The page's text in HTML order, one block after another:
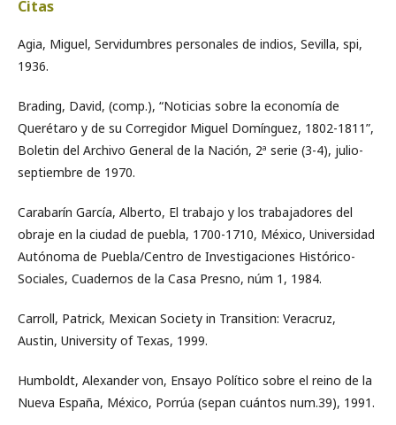
Citas
Agia, Miguel, Servidumbres personales de indios, Sevilla, spi,
1936.
Brading, David, (comp.), “Noticias sobre la economía de
Querétaro y de su Corregidor Miguel Domínguez, 1802-1811”,
Boletin del Archivo General de la Nación, 2ª serie (3-4), julio-
septiembre de 1970.
Carabarín García, Alberto, El trabajo y los trabajadores del
obraje en la ciudad de puebla, 1700-1710, México, Universidad
Autónoma de Puebla/Centro de Investigaciones Histórico-
Sociales, Cuadernos de la Casa Presno, núm 1, 1984.
Carroll, Patrick, Mexican Society in Transition: Veracruz,
Austin, University of Texas, 1999.
Humboldt, Alexander von, Ensayo Político sobre el reino de la
Nueva España, México, Porrúa (sepan cuántos num.39), 1991.